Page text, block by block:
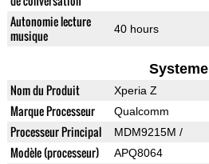
Autonomie lecture
musique
40 hours
Systeme
Nom du Produit Xperia Z
Marque Processeur Qualcomm
Processeur Principal MDM9215M /
Modèle (processeur) APQ8064